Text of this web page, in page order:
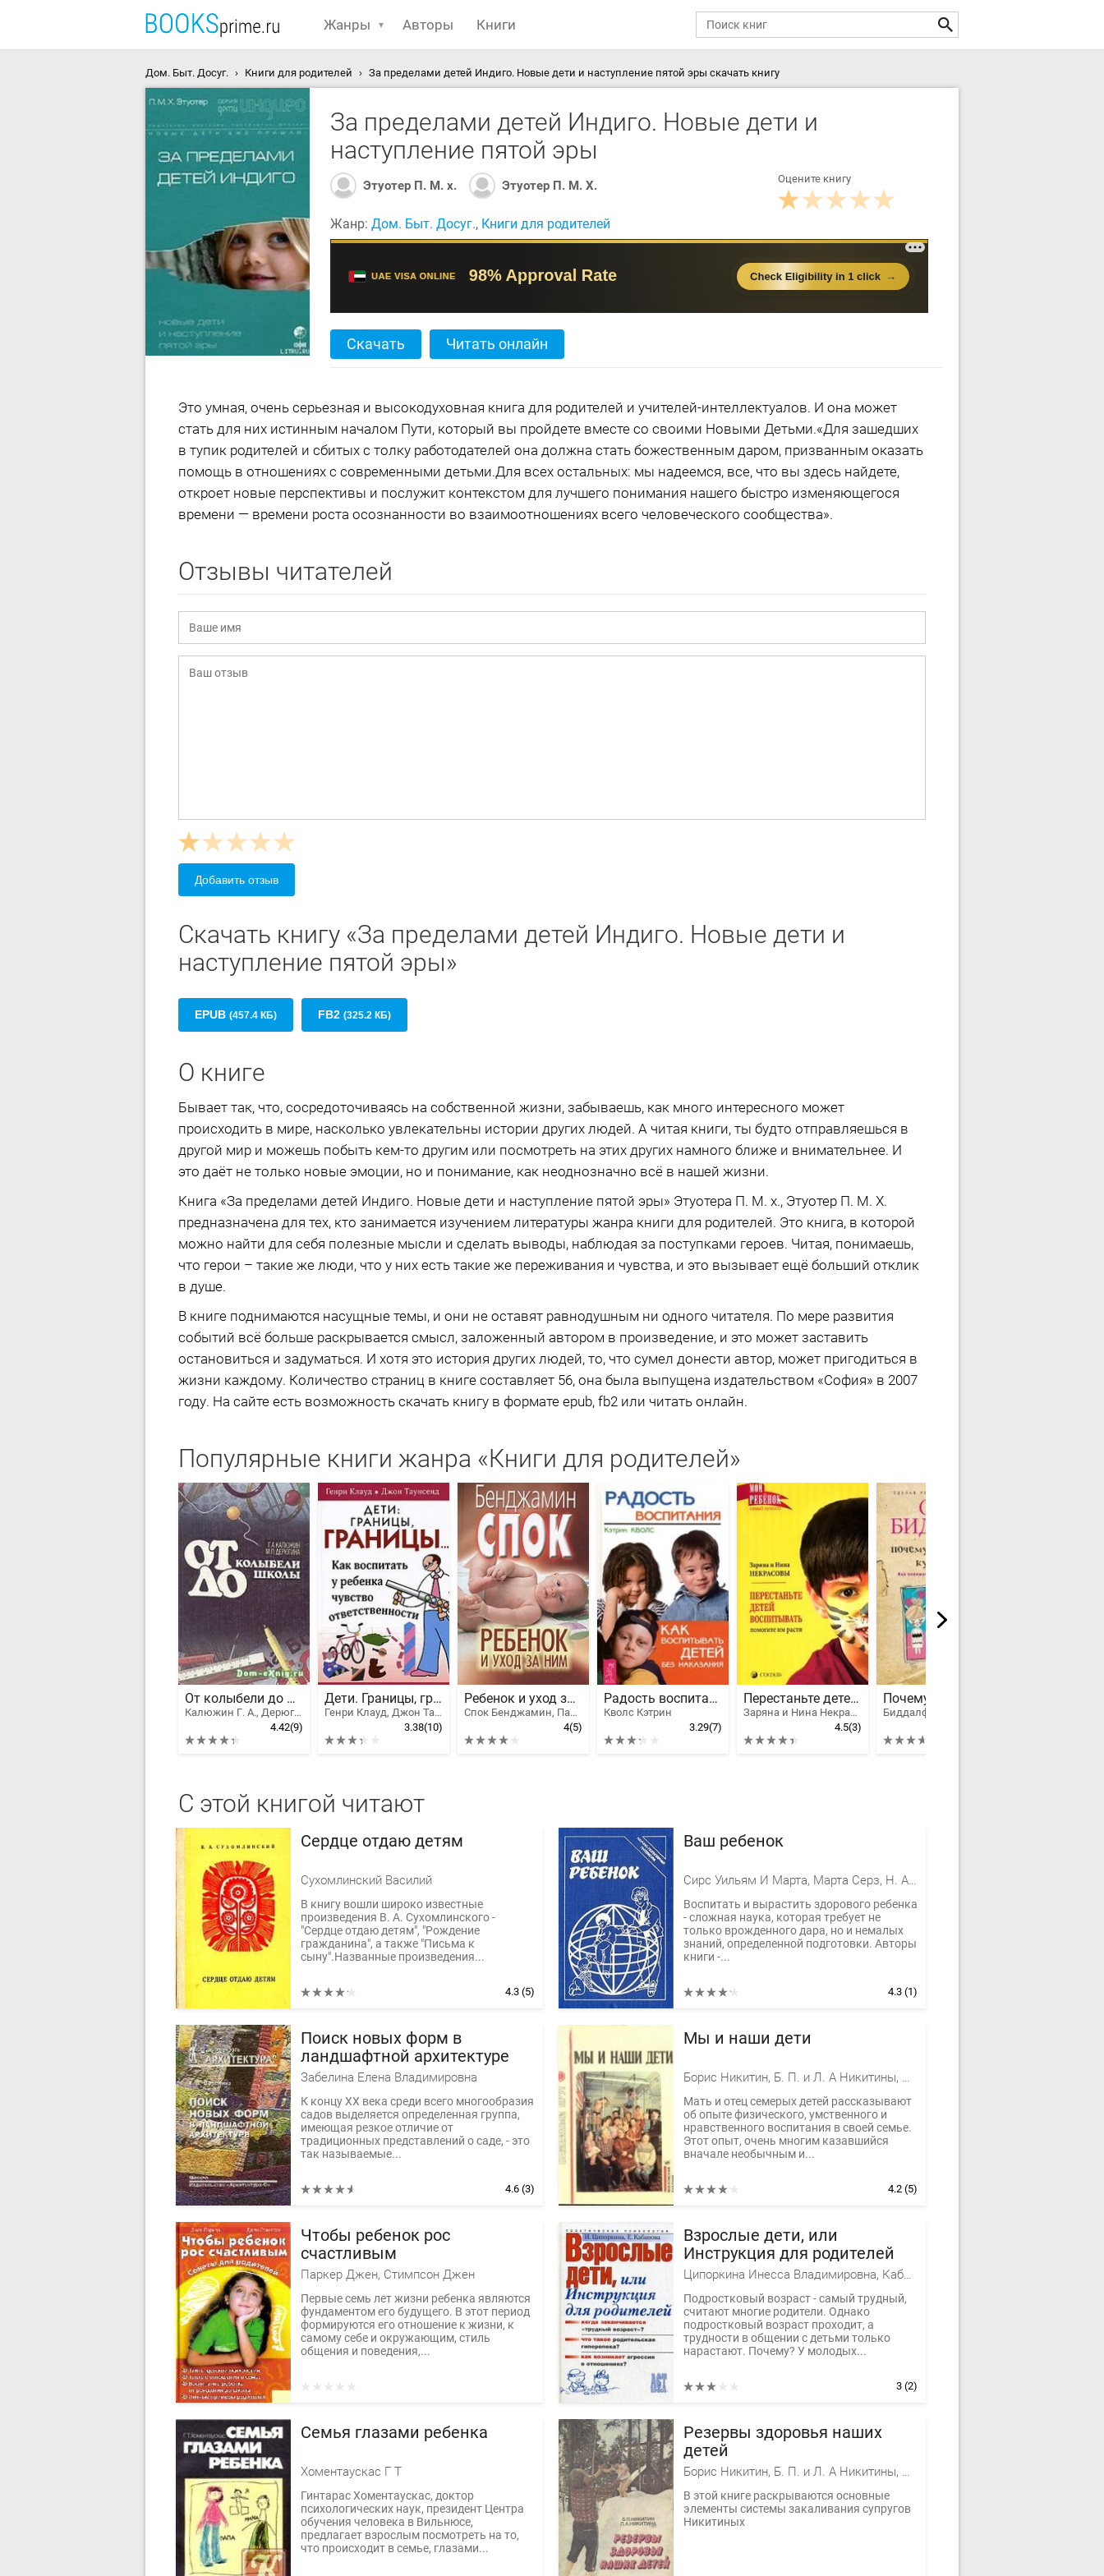
Жанры Авторы Книги
Дом. Быт. Досуг. Книги для родителей За пределами детей Индиго. Новые дети и наступление пятой эры скачать книгу
За пределами детей Индиго. Новые дети и
наступление пятой эры
Этуотер П. М. x. Этуотер П. М. Х. Оцените книгу
Жанр: Дом. Быт. Досуг., Книги для родителей
Скачать Читать онлайн
Это умная, очень серьезная и высокодуховная книга для родителей и учителей-интеллектуалов. И она может
стать для них истинным началом Пути, который вы пройдете вместе со своими Новыми Детьми.«Для зашедших
в тупик родителей и сбитых с толку работодателей она должна стать божественным даром, призванным оказать
помощь в отношениях с современными детьми.Для всех остальных: мы надеемся, все, что вы здесь найдете,
откроет новые перспективы и послужит контекстом для лучшего понимания нашего быстро изменяющегося
времени — времени роста осознанности во взаимоотношениях всего человеческого сообщества».
Отзывы читателей
Добавить отзыв
Скачать книгу «За пределами детей Индиго. Новые дети и
наступление пятой эры»
EPUB (457.4 КБ) FB2 (325.2 КБ)
О книге
Бывает так, что, сосредоточиваясь на собственной жизни, забываешь, как много интересного может
происходить в мире, насколько увлекательны истории других людей. А читая книги, ты будто отправляешься в
другой мир и можешь побыть кем-то другим или посмотреть на этих других намного ближе и внимательнее. И
это даёт не только новые эмоции, но и понимание, как неоднозначно всё в нашей жизни.
Книга «За пределами детей Индиго. Новые дети и наступление пятой эры» Этуотера П. М. х., Этуотер П. М. Х.
предназначена для тех, кто занимается изучением литературы жанра книги для родителей. Это книга, в которой
можно найти для себя полезные мысли и сделать выводы, наблюдая за поступками героев. Читая, понимаешь,
что герои – такие же люди, что у них есть такие же переживания и чувства, и это вызывает ещё больший отклик
в душе.
В книге поднимаются насущные темы, и они не оставят равнодушным ни одного читателя. По мере развития
событий всё больше раскрывается смысл, заложенный автором в произведение, и это может заставить
остановиться и задуматься. И хотя это история других людей, то, что сумел донести автор, может пригодиться в
жизни каждому. Количество страниц в книге составляет 56, она была выпущена издательством «София» в 2007
году. На сайте есть возможность скачать книгу в формате epub, fb2 или читать онлайн.
Популярные книги жанра «Книги для родителей»
От колыбели до школы
Калюжин Г. А., Дерюгина Мария Петровна, Дерюгина Ольга Александровна
4.42(9)
Дети. Границы, границы...
Генри Клауд, Джон Таунсенд
3.38(10)
Ребенок и уход за ним
Спок Бенджамин, Паркер Стивен Дж.
4(5)
Радость воспитания. Как воспитывать детей без наказания
Кволс Кэтрин
3.29(7)
Перестаньте детей воспитывать - помогите им расти
Заряна и Нина Некрасовы
4.5(3)
Биддалф Стив
С этой книгой читают
Сердце отдаю детям
Сухомлинский Василий
В книгу вошли широко известные
произведения В. А. Сухомлинского -
"Сердце отдаю детям", "Рождение
гражданина", а также "Письма к
сыну".Названные произведения...
4.3 (5)
Ваш ребенок
Сирс Уильям И Марта, Марта Серз, Н. А. Ананьева, С. Г. Грибакин и др
Воспитать и вырастить здорового ребенка
- сложная наука, которая требует не
только врожденного дара, но и немалых
знаний, определенной подготовки. Авторы
книги -...
4.3(1)
Поиск новых форм в
ландшафтной архитектуре
Забелина Елена Владимировна
К концу XX века среди всего многообразия
садов выделяется определенная группа,
имеющая резкое отличие от
традиционных представлений о саде, - это
так называемые...
4.6 (3)
Мы и наши дети
Борис Никитин, Б. П. и Л. А Никитины, Никитина Лена
Мать и отец семерых детей рассказывают
об опыте физического, умственного и
нравственного воспитания в своей семье.
Этот опыт, очень многим казавшийся
вначале необычным и...
4.2(5)
Чтобы ребенок рос
счастливым
Паркер Джен, Стимпсон Джен
Первые семь лет жизни ребенка являются
фундаментом его будущего. В этот период
формируются его отношение к жизни, к
самому себе и окружающим, стиль
общения и поведения,...
Взрослые дети, или
Инструкция для родителей
Ципоркина Инесса Владимировна, Кабанова Елена Александровна
Подростковый возраст - самый трудный,
считают многие родители. Однако
подростковый возраст проходит, а
трудности в общении с детьми только
нарастают. Почему? У молодых...
3(2)
Семья глазами ребенка
Хоментаускас Г Т
Гинтарас Хоментаускас, доктор
психологических наук, президент Центра
обучения человека в Вильнюсе,
предлагает взрослым посмотреть на то,
что происходит в семье, глазами...
Резервы здоровья наших
детей
Борис Никитин, Б. П. и Л. А Никитины, Никитина Лена
В этой книге раскрываются основные
элементы системы закаливания супругов
Никитиных